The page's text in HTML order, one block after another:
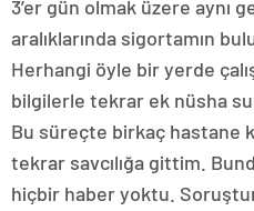
3’er gün olmak üzere aynı
aralıklarında sigortamın
Herhangi öyle bir yerde
bilgilerle tekrar ek nüsha
Bu süreçte birkaç hastane
tekrar savcılığa gittim.
hiçbir haber yoktu.